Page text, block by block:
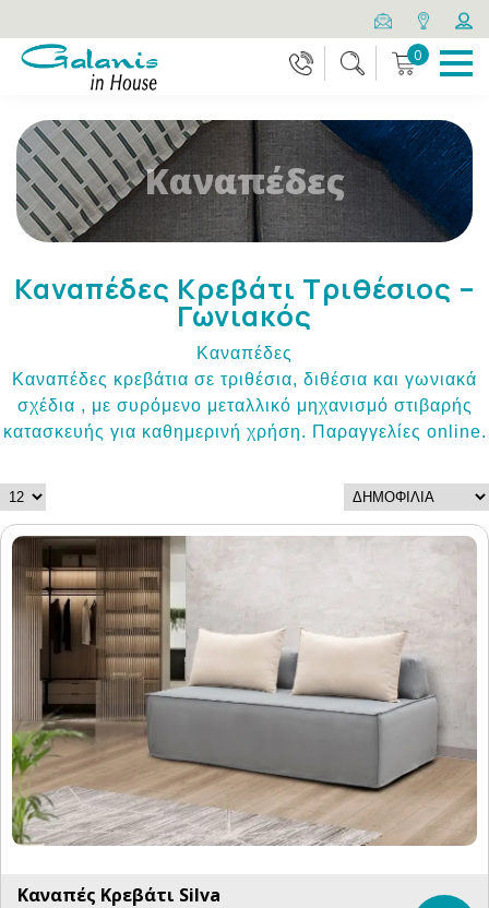
0
Καναπέδες
Καναπέδες Κρεβάτι Τριθέσιος –
Γωνιακός
Καναπέδες
Καναπέδες κρεβάτια σε τριθέσια, διθέσια και γωνιακά
σχέδια , με συρόμενο μεταλλικό μηχανισμό στιβαρής
κατασκευής για καθημερινή χρήση. Παραγγελίες online.
Καναπές Κρεβάτι Silva